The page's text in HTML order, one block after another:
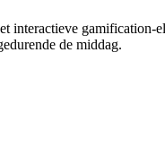
interactieve gamification-
de middag.